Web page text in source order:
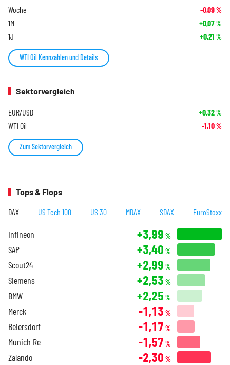
Woche -0,09%
1M +0,07%
1J +0,21 %
WTI Oil Kennzahlen und Details
Sektorvergleich
EUR/USD +0,32%
WTI Oil -1,10%
Zum Sektorvergleich
Tops & Flops
DAX US Tech 100 US 30 MDAX SDAX EuroStoxx
Infineon +3,99 %
SAP +3,40 %
Scout24 +2,99 %
Siemens +2,53 %
BMW +2,25 %
Merck -1,13 %
Beiersdorf -1,17 %
Munich Re -1,57 %
Zalando -2,30 %